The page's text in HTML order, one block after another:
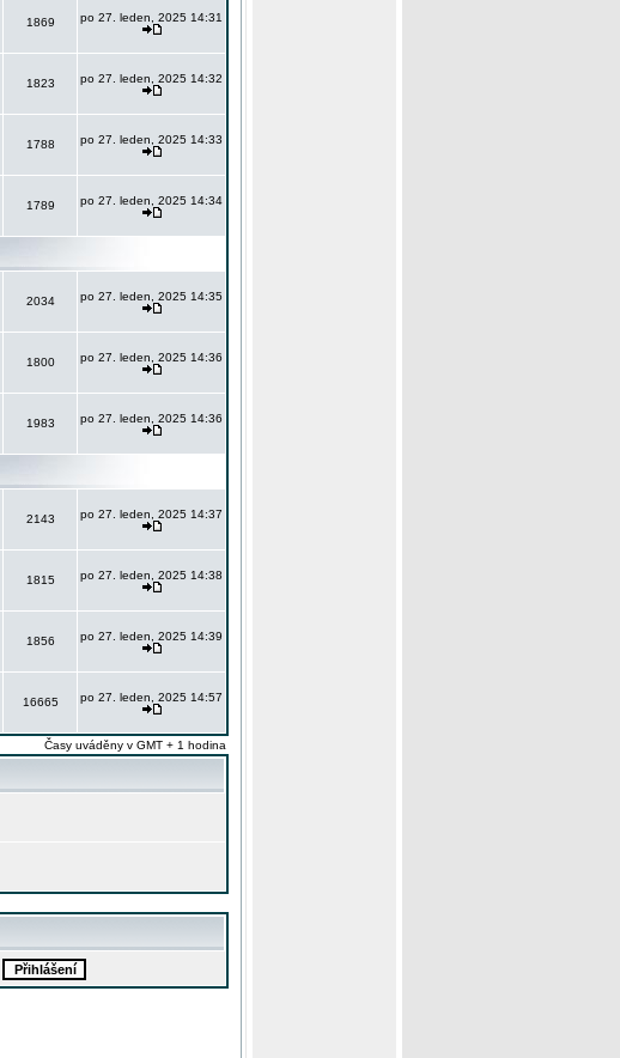
1869 po 27. leden, 2025 14:31
1823 po 27. leden, 2025 14:32
1788 po 27. leden, 2025 14:33
1789 po 27. leden, 2025 14:34
2034 po 27. leden, 2025 14:35
1800 po 27. leden, 2025 14:36
1983 po 27. leden, 2025 14:36
2143 po 27. leden, 2025 14:37
1815 po 27. leden, 2025 14:38
1856 po 27. leden, 2025 14:39
16665 po 27. leden, 2025 14:57
Časy uváděny v GMT + 1 hodina